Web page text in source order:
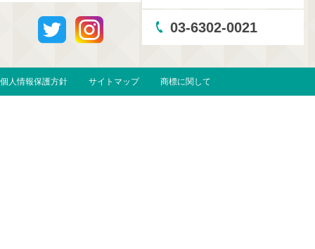
03-6302-0021
個人情報保護方針 サイトマップ 商標に関して